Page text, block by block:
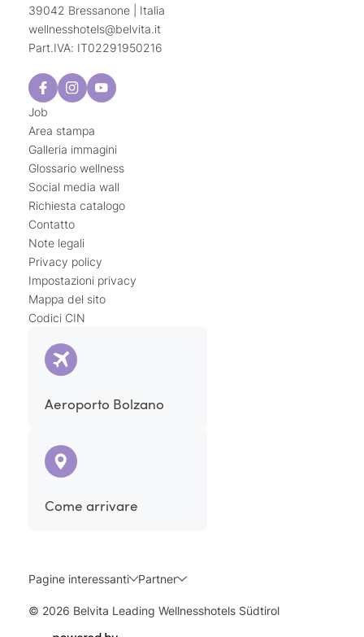
39042 Bressanone | Italia
wellnesshotels@belvita.it
Part.IVA: IT02291950216
Job
Area stampa
Galleria immagini
Glossario wellness
Social media wall
Richiesta catalogo
Contatto
Note legali
Privacy policy
Impostazioni privacy
Mappa del sito
Codici CIN
Aeroporto Bolzano
Come arrivare
Pagine interessanti Partner
© 2026 Belvita Leading Wellnesshotels Südtirol